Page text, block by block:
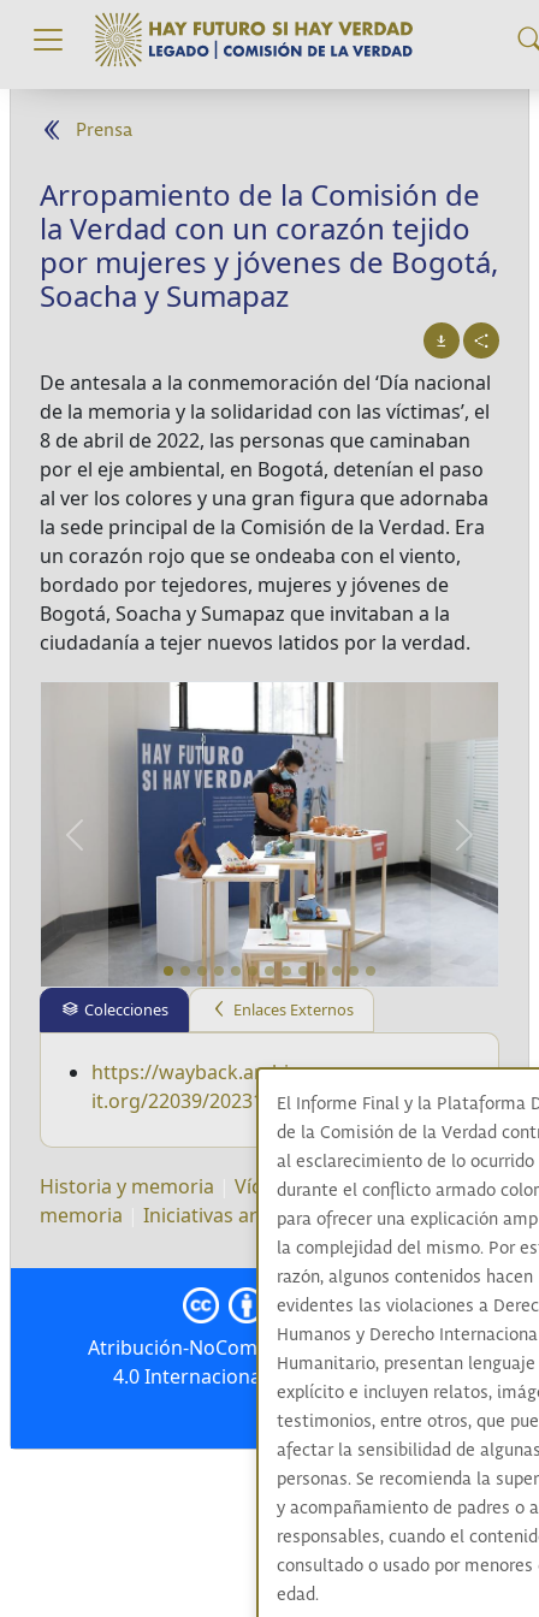
Pasar al contenido principal
Prensa
Arropamiento de la Comisión de
la Verdad con un corazón tejido
por mujeres y jóvenes de Bogotá,
Soacha y Sumapaz
De antesala a la conmemoración del ‘Día nacional
de la memoria y la solidaridad con las víctimas’, el
8 de abril de 2022, las personas que caminaban
por el eje ambiental, en Bogotá, detenían el paso
al ver los colores y una gran figura que adornaba
la sede principal de la Comisión de la Verdad. Era
un corazón rojo que se ondeaba con el viento,
bordado por tejedores, mujeres y jóvenes de
Bogotá, Soacha y Sumapaz que invitaban a la
ciudadanía a tejer nuevos latidos por la verdad.
Previous Next
Colecciones Enlaces Externos
https://wayback.archive-
it.org/22039/20231024192424/https://
Historia y memoria Víctimas|Ejercicios de
memoria
Iniciativas artísticas y culturales|
Atribución-NoComercial-CompartirIgual
4.0 Internacional (CC BY-NC-SA 4.0)
El Informe Final y la Plataforma
de la Comisión de la Verdad
al esclarecimiento de lo ocurrido
durante el conflicto armado
para ofrecer una explicación
la complejidad del mismo. Por
razón, algunos contenidos hacen
evidentes las violaciones a
Humanos y Derecho
Humanitario, presentan lenguaje
explícito e incluyen relatos,
testimonios, entre otros, que
afectar la sensibilidad de
personas. Se recomienda la
y acompañamiento de padres o
responsables, cuando el
consultado o usado por menores
edad.